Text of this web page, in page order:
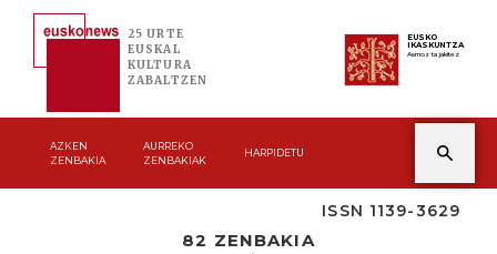
25 URTE
EUSKAL
KULTURA
ZABALTZEN
EUSKO
IKASKUNTZA
Asmoz ta jakitez
AZKEN
ZENBAKIA
AURREKO
ZENBAKIAK
HARPIDETU
ISSN 1139-3629
82 ZENBAKIA